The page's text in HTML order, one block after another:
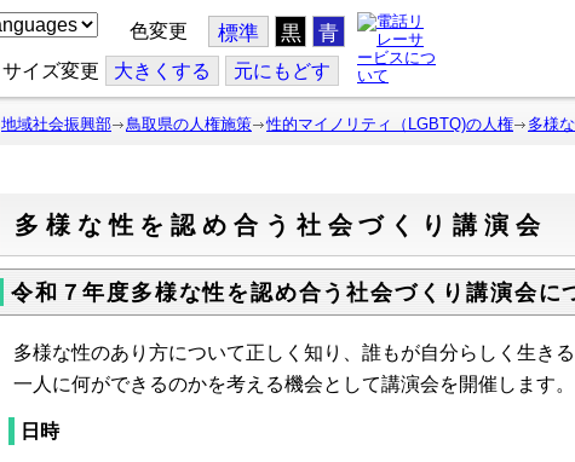
色変更 標準 黒 青
サイズ変更 大きくする 元にもどす
地域社会振興部 鳥取県の人権施策 性的マイノリティ（LGBTQ)の人権 多様
多様な性を認め合う社会づくり講演会
令和７年度多様な性を認め合う社会づくり講演会に
多様な性のあり方について正しく知り、誰もが自分らしく生き
一人に何ができるのかを考える機会として講演会を開催します。
日時